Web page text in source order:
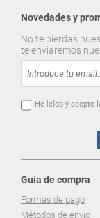
Novedades y
No te pierdas
te enviaremos
He leído y acepto
Guía de compra
Formas de pago
Métodos de envío